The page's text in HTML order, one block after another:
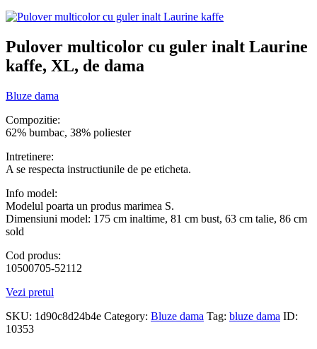
Pulover multicolor cu guler inalt Laurine
kaffe, XL, de dama
Bluze dama
Compozitie:
62% bumbac, 38% poliester
Intretinere:
A se respecta instructiunile de pe eticheta.
Info model:
Modelul poarta un produs marimea S.
Dimensiuni model: 175 cm inaltime, 81 cm bust, 63 cm talie, 86 cm
sold
Cod produs:
10500705-52112
Vezi pretul
SKU: 1d90c8d24b4e Category: Bluze dama Tag: bluze dama ID:
10353